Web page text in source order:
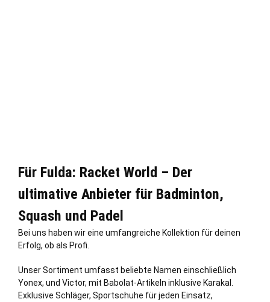
Für Fulda: Racket World – Der
ultimative Anbieter für Badminton,
Squash und Padel
Bei uns haben wir eine umfangreiche Kollektion für deinen
Erfolg, ob als Profi.
Unser Sortiment umfasst beliebte Namen einschließ lich
Yonex, und Victor, mit Babolat-Artikeln inklusive Karakal.
Exklusive Schläger, Sportschuhe für jeden Einsatz,